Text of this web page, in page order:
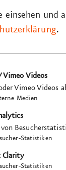
einsehen und
.
Vimeo Videos
Vimeo Videos
Medien
von
Statistiken
Clarity
Statistiken